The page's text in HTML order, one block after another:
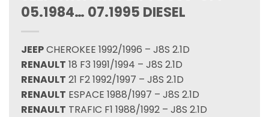
05.1984… 07.1995 DIESEL
JEEPCHEROKEE 1992/1996 – J8S 2.1D
RENAULT 18 F3 1991/1994 – J8S 2.1D
RENAULT 21 F2 1992/1997 – J8S 2.1D
RENAULT ESPACE 1988/1997 – J8S 2.1D
RENAULT TRAFIC F1 1988/1992 – J8S 2.1D